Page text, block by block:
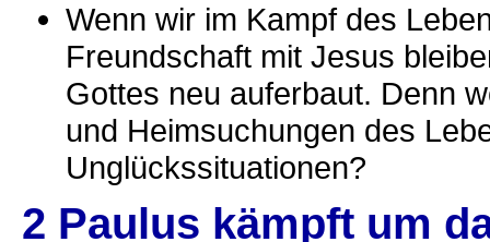
Wenn wir im Kampf des
Freundschaft mit Jesus
Gottes neu auferbaut. Denn
und Heimsuchungen des
Unglückssituationen?
2 Paulus kämpft um